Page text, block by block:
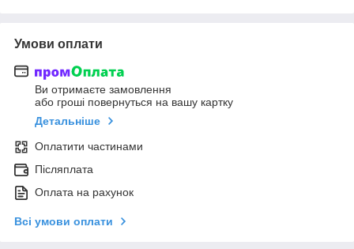
Умови оплати
Ви отримаєте замовлення
або гроші повернуться на вашу картку
Детальніше
Оплатити частинами
Післяплата
Оплата на рахунок
Всі умови оплати